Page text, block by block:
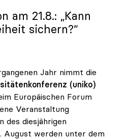
am 21.8.: „Kann
sichern?“
Jahr nimmt die
(uniko)
Europäischen Forum
Veranstaltung
des diesjährigen
August werden unter dem